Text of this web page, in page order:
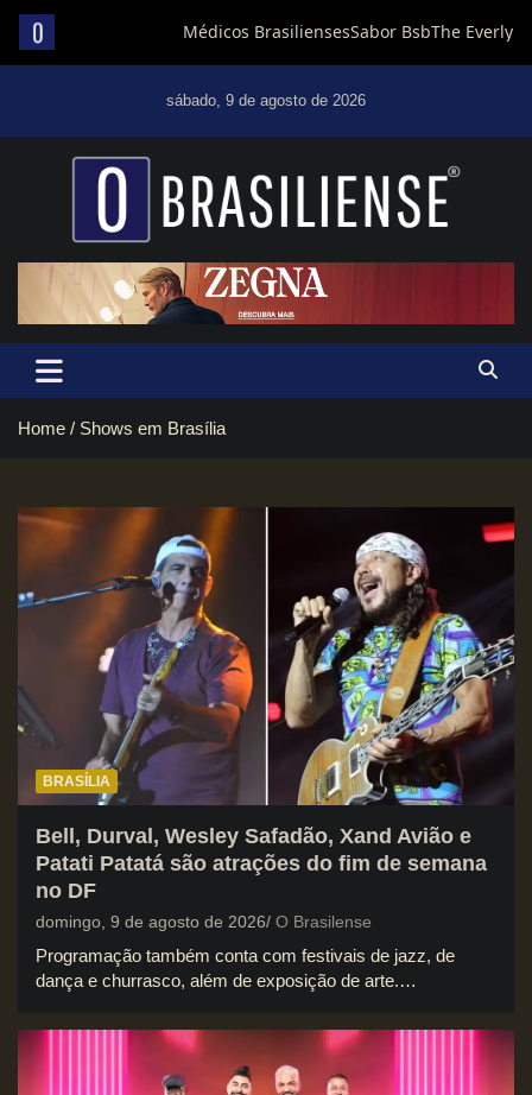
sábado, 9 de agosto de 2026
Um diário de notícias que trabalha por Brasília
Home Shows em Brasília
BRASÍLIA
Bell, Durval, Wesley Safadão, Xand Avião e
Patati Patatá são atrações do fim de semana
no DF
domingo, 9 de agosto de 2026 O Brasilense
Programação também conta com festivais de jazz, de
dança e churrasco, além de exposição de arte.…